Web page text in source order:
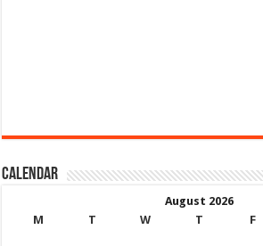
Calendar
August 2026
M
T W T F